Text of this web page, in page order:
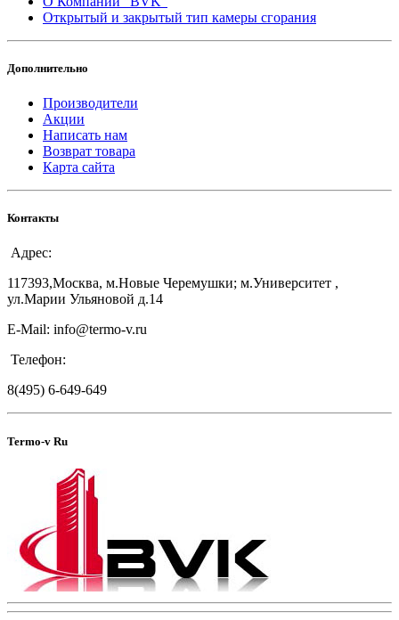
Открытый и закрытый тип камеры сгорания
Дополнительно
Производители
Акции
Написать нам
Возврат товара
Карта сайта
Контакты
Адрес:
117393,Москва, м.Новые Черемушки; м.Университет ,
ул.Марии Ульяновой д.14
E-Mail: info@termo-v.ru
Телефон:
8(495) 6-649-649
Termo-v Ru